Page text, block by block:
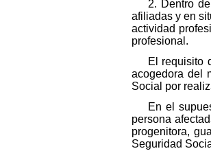
2. Dentro
afiliadas y en
actividad
profesional.
El requisito
acogedora del
Social por
En el
persona
progenitora,
Seguridad